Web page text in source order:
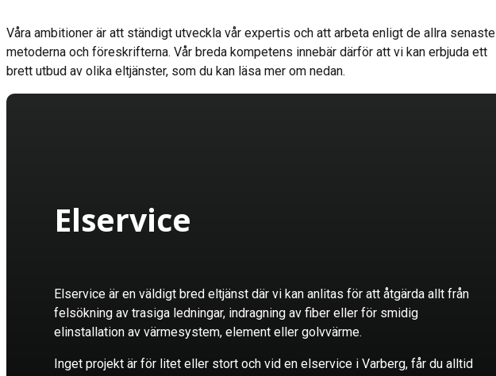
Våra ambitioner är att ständigt utveckla vår expertis och att arbeta enligt de allra senaste
metoderna och föreskrifterna. Vår breda kompetens innebär därför att vi kan erbjuda ett
brett utbud av olika eltjänster, som du kan läsa mer om nedan.
Elservice
Elservice är en väldigt bred eltjänst där vi kan anlitas för att åtgärda allt från
felsökning av trasiga ledningar, indragning av fiber eller för smidig
elinstallation av värmesystem, element eller golvvärme.
Inget projekt är för litet eller stort och vid en elservice i Varberg, får du alltid